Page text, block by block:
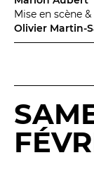
Mise en scène
Olivier Martin-